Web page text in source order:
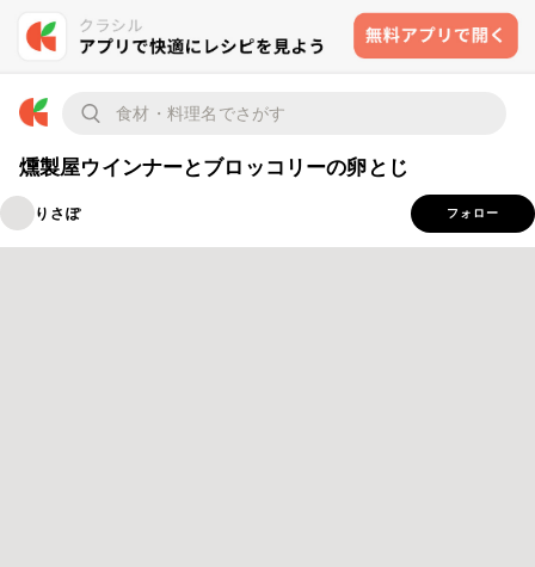
燻製屋ウインナーとブロッコリーの卵とじ
りさぽ フォロー